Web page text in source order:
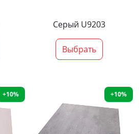
Серый U9203
Выбрать
+10% +10%